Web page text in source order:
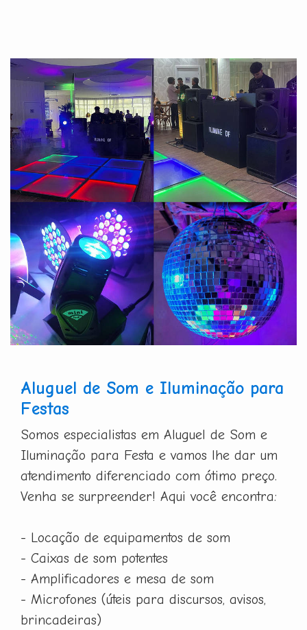
Aluguel de Som e Iluminação para
Festas
Somos especialistas em Aluguel de Som e
Iluminação para Festa e vamos lhe dar um
atendimento diferenciado com ótimo preço.
Venha se surpreender! Aqui você encontra:
- Locação de equipamentos de som
- Caixas de som potentes
- Amplificadores e mesa de som
- Microfones (úteis para discursos, avisos,
brincadeiras)